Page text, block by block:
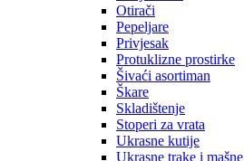
Otirači
Pepeljare
Privjesak
Protuklizne prostirke
Šivaći asortiman
Škare
Skladištenje
Stoperi za vrata
Ukrasne kutije
Ukrasne trake i mašne